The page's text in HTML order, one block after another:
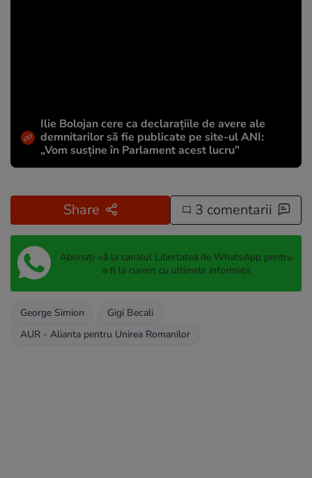
Ilie Bolojan cere ca declarațiile de avere ale
demnitarilor să fie publicate pe site-ul ANI:
„Vom susține în Parlament acest lucru”
Share 3 comentarii
Abonați-vă la canalul Libertatea de WhatsApp pentru
a fi la curent cu ultimele informații
George Simion
Gigi Becali
AUR - Alianta pentru Unirea Romanilor